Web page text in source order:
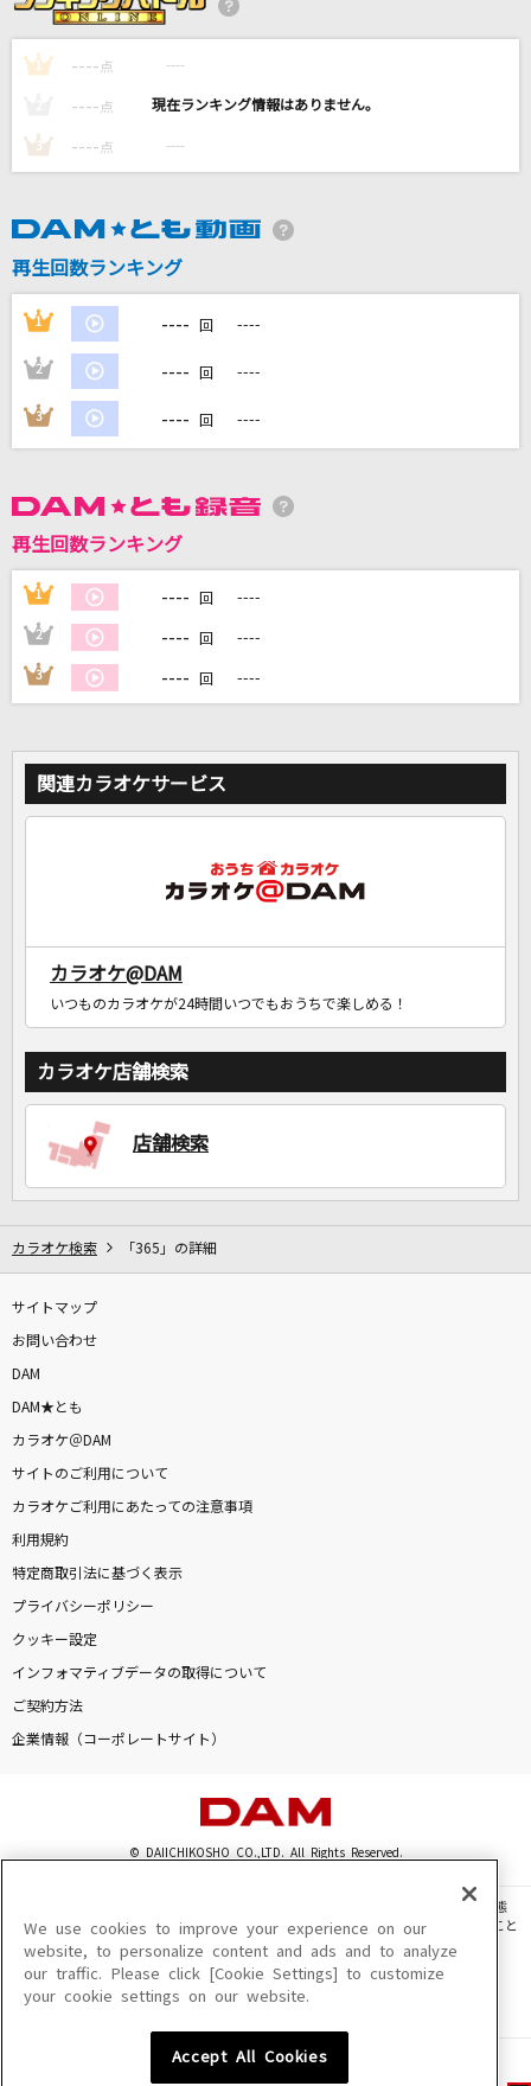
じん
フライングゲット
SHIVER
System Of A Down
カラオケ最新情報をチェック！
1 ---- 点 ----
---- 点 ----
3 ---- 点 ----
再生回数ランキング
1 ---- 回 ----
2 ---- 回 ----
3 ---- 回 ----
再生回数ランキング
1 ---- 回 ----
2 ---- 回 ----
3 ---- 回 ----
関連カラオケサービス
カラオケ@DAM
いつものカラオケが24時間いつでもおうちで楽しめる！
カラオケ店舗検索
店舗検索
カラオケ検索 「365」の詳細
サイトマップ
お問い合わせ
DAM
DAM★とも
カラオケ＠DAM
サイトのご利用について
カラオケご利用にあたっての注意事項
利用規約
特定商取引法に基づく表示
プライバシーポリシー
クッキー設定
インフォマティブデータの取得について
ご契約方法
企業情報（コーポレートサイト）
© DAIICHIKOSHO CO.,LTD. All Rights Reserved.
このサイトに掲載されている一切の文章・画像・写真・動画・音声等を、手段や形態
を問わず、著作権法の定める範囲を超えて無断で複製、転載、ファイル化などすること
を禁じます。
楽曲及びコンテンツは、機種によりご利用いただけない場合があります。
楽曲及びコンテンツの配信日、配信内容が変更になる場合があります。
We use cookies to improve your experience on our
website, to personalize content and ads and to analyze
our traffic. Please click [Cookie Settings] to customize
your cookie settings on our website.
Accept All Cookies